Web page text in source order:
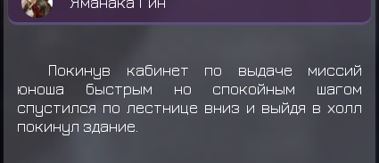
Покинув кабинет по выдаче миссий
юноша быстрым но спокойным шагом
спустился по лестнице вниз и выйдя в холл
покинул здание.